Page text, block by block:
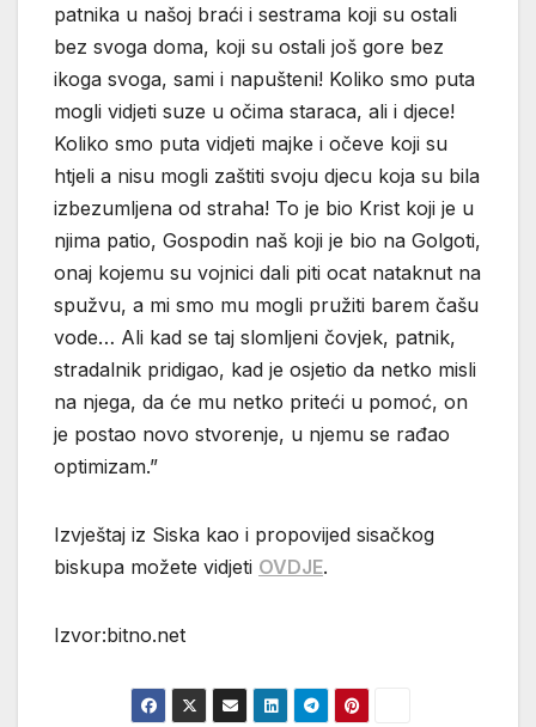
patnika u našoj braći i sestrama koji su ostali
bez svoga doma, koji su ostali još gore bez
ikoga svoga, sami i napušteni! Koliko smo puta
mogli vidjeti suze u očima staraca, ali i djece!
Koliko smo puta vidjeti majke i očeve koji su
htjeli a nisu mogli zaštiti svoju djecu koja su bila
izbezumljena od straha! To je bio Krist koji je u
njima patio, Gospodin naš koji je bio na Golgoti,
onaj kojemu su vojnici dali piti ocat nataknut na
spužvu, a mi smo mu mogli pružiti barem čašu
vode… Ali kad se taj slomljeni čovjek, patnik,
stradalnik pridigao, kad je osjetio da netko misli
na njega, da će mu netko priteći u pomoć, on
je postao novo stvorenje, u njemu se rađao
optimizam.”
Izvještaj iz Siska kao i propovijed sisačkog
biskupa možete vidjeti OVDJE.
Izvor:bitno.net